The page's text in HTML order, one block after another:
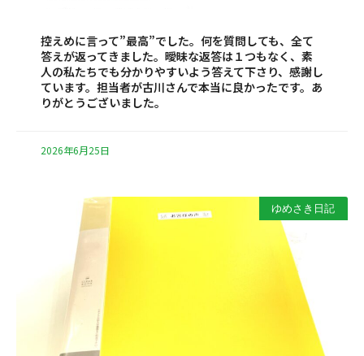
控えめに言って”最高”でした。何を質問しても、全て
答えが返ってきました。曖昧な返答は１つもなく、素
人の私たちでも分かりやすいよう答えて下さり、感謝し
ています。担当者が古川さんで本当に良かったです。あ
りがとうございました。
2026年6月25日
ゆめさき日記